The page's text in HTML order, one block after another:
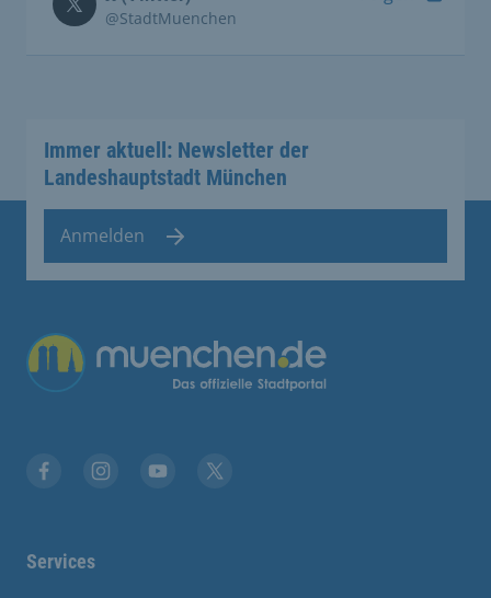
@StadtMuenchen
Immer aktuell: Newsletter der
Landeshauptstadt München
Anmelden
Übergreifende Links
Services